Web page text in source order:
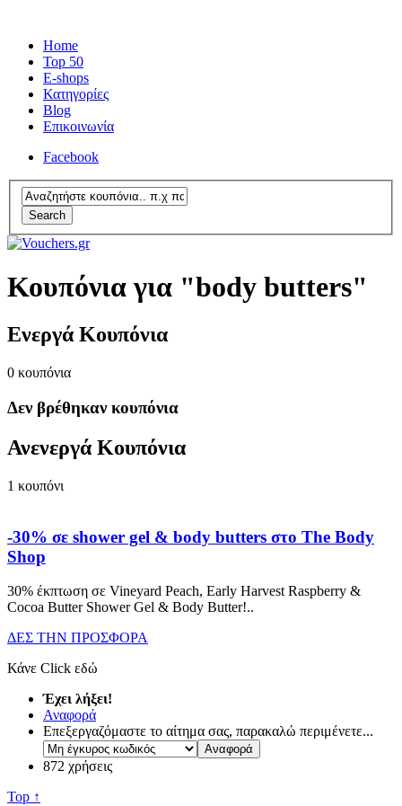
Home
Top 50
E-shops
Κατηγορίες
Blog
Επικοινωνία
Facebook
Search
Κουπόνια για "body butters"
Ενεργά Κουπόνια
0 κουπόνια
Δεν βρέθηκαν κουπόνια
Ανενεργά Κουπόνια
1 κουπόνι
-30% σε shower gel & body butters στο The Body
Shop
30% έκπτωση σε Vineyard Peach, Early Harvest Raspberry &
Cocoa Butter Shower Gel & Body Butter!..
ΔΕΣ ΤΗΝ ΠΡΟΣΦΟΡΑ
Κάνε Click εδώ
Έχει λήξει!
Αναφορά
Επεξεργαζόμαστε το αίτημα σας, παρακαλώ περιμένετε...
872 χρήσεις
Top ↑